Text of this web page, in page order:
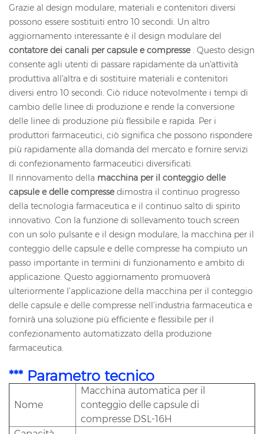
Grazie al design modulare, materiali e contenitori diversi
possono essere sostituiti entro 10 secondi. Un altro
aggiornamento interessante è il design modulare del
contatore dei canali per capsule e compresse. Questo design
consente agli utenti di passare rapidamente da un'attività
produttiva all'altra e di sostituire materiali e contenitori
diversi entro 10 secondi. Ciò riduce notevolmente i tempi di
cambio delle linee di produzione e rende la conversione
delle linee di produzione più flessibile e rapida. Per i
produttori farmaceutici, ciò significa che possono rispondere
più rapidamente alla domanda del mercato e fornire servizi
di confezionamento farmaceutici diversificati.
Il rinnovamento della macchina per il conteggio delle
capsule e delle compressedimostra il continuo progresso
della tecnologia farmaceutica e il continuo salto di spirito
innovativo. Con la funzione di sollevamento touch screen
con un solo pulsante e il design modulare, la macchina per il
conteggio delle capsule e delle compresse ha compiuto un
passo importante in termini di funzionamento e ambito di
applicazione. Questo aggiornamento promuoverà
ulteriormente l’applicazione della macchina per il conteggio
delle capsule e delle compresse nell’industria farmaceutica e
fornirà una soluzione più efficiente e flessibile per il
confezionamento automatizzato della produzione
farmaceutica.
*** Parametro tecnico
Nome
Macchina automatica per il
conteggio delle capsule di
compresse DSL-16H